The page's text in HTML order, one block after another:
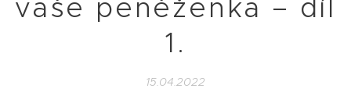
vaše peněženka – díl
1.
15.04.2022